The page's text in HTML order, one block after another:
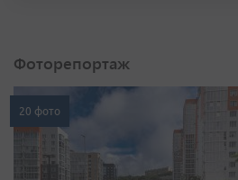
Фоторепортаж
20 фото